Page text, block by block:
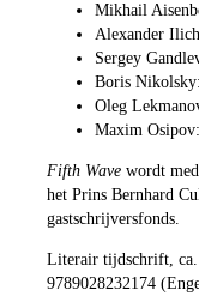
Mikhail
Alexander
Sergey
Boris
Oleg
Maxim
Fifth Wave wordt
het Prins Bernhard
gastschrijversfonds.
Literair tijdschrift, ca.
9789028232174